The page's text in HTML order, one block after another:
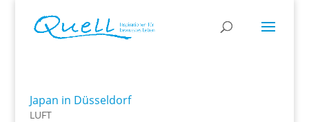
Japan in Düsseldorf
LUFT